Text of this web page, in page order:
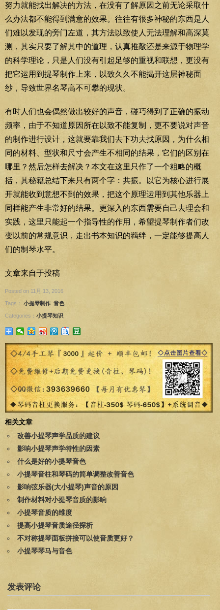
努力就能找出解决的方法，在没有了解原因之前无论采取什
么办法都不能得到满意的效果。往往有很多神秘的东西是人
们难以发现的旁门左道，其方法以致使人无法理解和高深莫
测，其实只要了解其中的道理，认真推敲还是来源于物理学
的科学理论，只是人们没有引起足够的重视和联想，更没有
把它运用到提琴制作上来，以致久久不能揭开这层神秘面
纱，导致世界名琴高不可攀的现状。
有时人们也会偶然做出较好的声音，碰巧得到了正确的振动
频率，由于不知道原因所在以致不能复制，更不要说对声音
的制作进行设计，这就要靠我们去下功夫找原因，为什么相
同的材料、型状和尺寸会产生不相同的结果，它们的区别在
哪里？然后怎样去解决？本文在这里只作了一个粗略的概
括，其秘籍总结下来只有两个字：共振。以它为核心进行展
开就能收到意想不到的效果，把这个原理运用到其他乐器上
同样能产生非常好的结果。更深入的东西需要自己去理会和
实践，这里只能起一个指导性的作用，希望提琴制作者们改
变以前的常规意识，走出书本知识的羁绊，一定能够提高人
们的制琴水平。
文章来自于投稿
Posted on 11月 13, 2016
Tags： 小提琴制作_音色
Categories： 小提琴知识
相关文章
改善小提琴声学品质的建议
影响小提琴声学特性的因素
什么是好的小提琴音色
小提琴音柱和琴码的简单调整改善音色
影响弦乐器(大小提琴)声音的原因
制作材料对小提琴音质的影响
小提琴音质的维度
提高小提琴音质途径探析
不对称提琴面板拼接可以使音质更好？
小提琴琴马与音色
发表评论